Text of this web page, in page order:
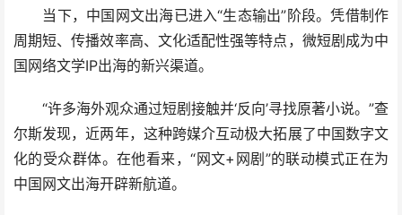
当下，中国网文出海已进入“生态输出”阶段。凭借制作
周期短、传播效率高、文化适配性强等特点，微短剧成为中
国网络文学IP出海的新兴渠道。
“许多海外观众通过短剧接触并‘反向’寻找原著小说。”查
尔斯发现，近两年，这种跨媒介互动极大拓展了中国数字文
化的受众群体。在他看来，“网文+网剧”的联动模式正在为
中国网文出海开辟新航道。